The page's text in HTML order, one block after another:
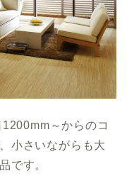
～からのコ
小さいながらも大
です。